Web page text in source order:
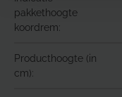
pakkethoogte
koordrem:
Producthoogte (in
cm):